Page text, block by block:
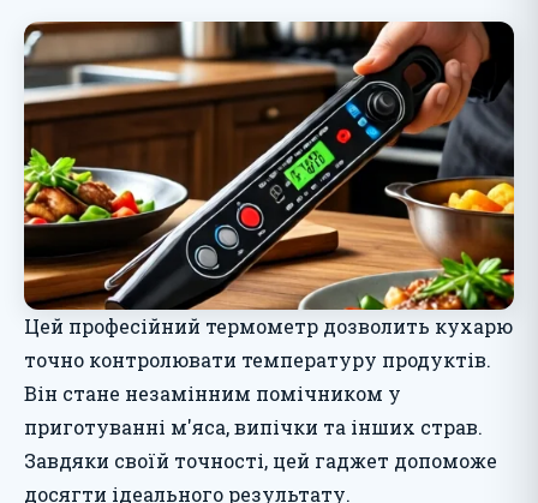
Цей професійний термометр дозволить кухарю
точно контролювати температуру продуктів.
Він стане незамінним помічником у
приготуванні м'яса, випічки та інших страв.
Завдяки своїй точності, цей гаджет допоможе
досягти ідеального результату.